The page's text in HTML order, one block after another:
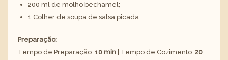
200 ml de molho bechamel;
1 Colher de soupa de salsa picada.
Preparação:
Tempo de Preparação: 1 0 min | Tempo de Cozimento: 20